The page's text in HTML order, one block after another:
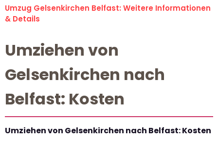
Umzug Gelsenkirchen Belfast: Weitere Informationen
& Details
Umziehen von
Gelsenkirchen nach
Belfast: Kosten
Umziehen von Gelsenkirchen nach Belfast: Kosten